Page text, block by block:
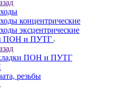
концентрические
эксцентрические
ПОН и ПУТГ
ПОН и ПУТГ
резьбы